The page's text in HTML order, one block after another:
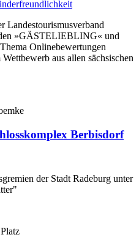
Landestourismusverband
»GÄSTELIEBLING« und
Onlinebewertungen
aus allen sächsischen
Berbisdorf
der Stadt Radeburg unter